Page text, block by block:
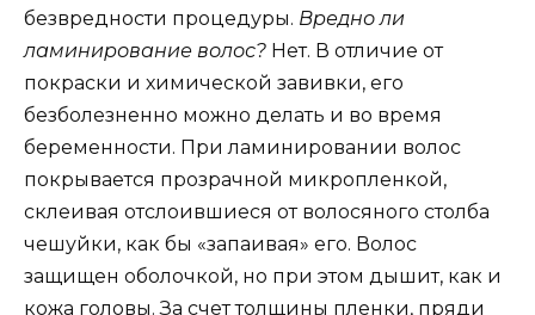
безвредности процедуры. Вредно ли
ламинирование волос? Нет. В отличие от
покраски и химической завивки, его
безболезненно можно делать и во время
беременности. При ламинировании волос
покрывается прозрачной микропленкой,
склеивая отслоившиеся от волосяного столба
чешуйки, как бы «запаивая» его. Волос
защищен оболочкой, но при этом дышит, как и
кожа головы. За счет толщины пленки, пряди